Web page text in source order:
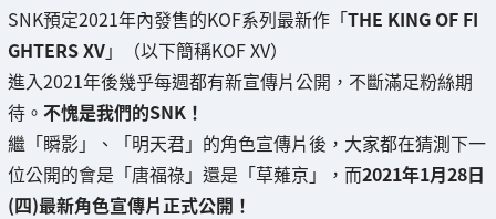
SNK預定2021年內發售的KOF系列最新作「THE KING OF FI
GHTERS XV」（以下簡稱KOF XV）
進入2021年後幾乎每週都有新宣傳片公開，不斷滿足粉絲期
待。 不愧是我們的SNK！
繼「瞬影」、「明天君」的角色宣傳片後，大家都在猜測下一
位公開的會是「唐福祿」還是「草薙京」，而2021年1月28日
(四)最新角色宣傳片正式公開！